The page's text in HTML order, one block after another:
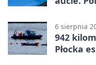
6 sierpnia
942
Płocka